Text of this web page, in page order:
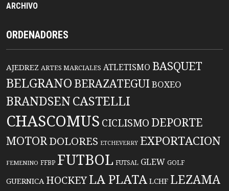
ARCHIVO
ORDENADORES
AJEDREZ ARTES MARCIALES ATLETISMO BASQUET
BELGRANO BERAZATEGUIBOXEO
BRANDSENCASTELLI
CHASCOMUS CICLISMO DEPORTE
MOTORDOLORES ETCHEVERRY EXPORTACION
FEMENINO FFBP FUTBOL FUTSAL GLEW GOLF
GUERNICA HOCKEYLA PLATA LCHF LEZAMA